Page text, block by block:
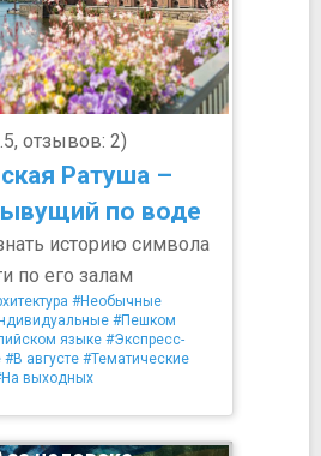
отзывов: 2)
Ратуша –
по воде
историю символа
по его залам
#Необычные
#Пешком
языке #Экспресс-
#В августе #Тематические
выходных